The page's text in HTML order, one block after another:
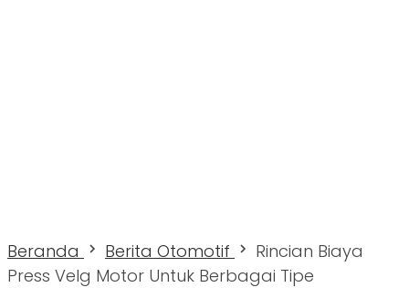
Beranda Berita Otomotif
Rincian Biaya
Press Velg Motor Untuk Berbagai Tipe